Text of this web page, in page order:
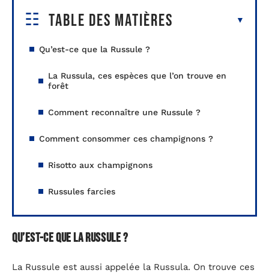
Table des matières
Qu’est-ce que la Russule ?
La Russula, ces espèces que l’on trouve en
forêt
Comment reconnaître une Russule ?
Comment consommer ces champignons ?
Risotto aux champignons
Russules farcies
Qu’est-ce que la Russule ?
La Russule est aussi appelée la Russula. On trouve ces